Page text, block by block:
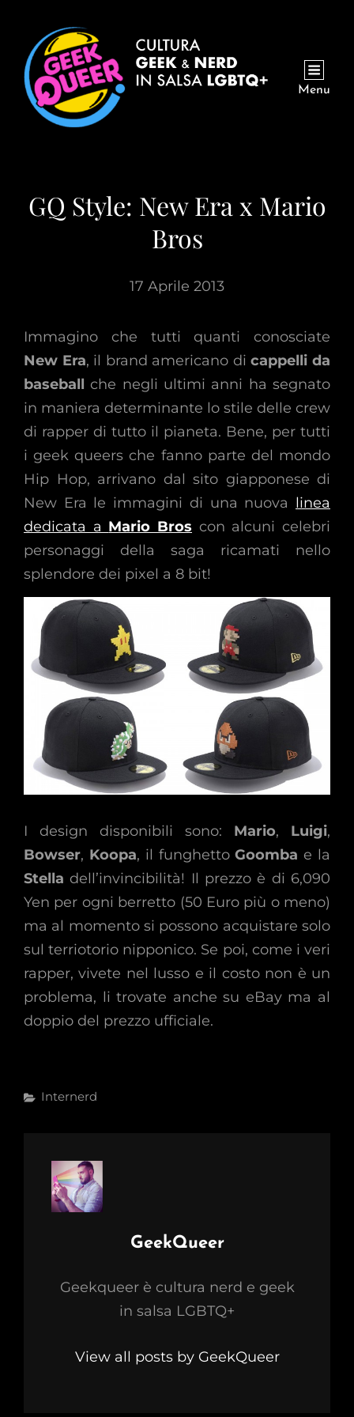
Menu
GQ Style: New Era x Mario
Bros
17 Aprile 2013
Immagino che tutti quanti conosciate
New Era, il brand americano di cappelli da
baseball che negli ultimi anni ha segnato
in maniera determinante lo stile delle crew
di rapper di tutto il pianeta. Bene, per tutti
i geek queers che fanno parte del mondo
Hip Hop, arrivano dal sito giapponese di
New Era le immagini di una nuova linea
dedicata a Mario Bros con alcuni celebri
personaggi della saga ricamati nello
splendore dei pixel a 8 bit!
I design disponibili sono: Mario, Luigi,
Bowser, Koopa, il funghettoGoomba e la
Stella dell’invincibilità! Il prezzo è di 6,090
Yen per ogni berretto (50 Euro più o meno)
ma al momento si possono acquistare solo
sul terriotorio nipponico. Se poi, come i veri
rapper, vivete nel lusso e il costo non è un
problema, li trovate anche su eBay ma al
doppio del prezzo ufficiale.
Categories
Internerd
Author:
GeekQueer
Geekqueer è cultura nerd e geek
in salsa LGBTQ+
View all posts by GeekQueer